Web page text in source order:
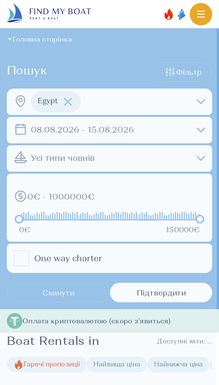
Головна сторінка
Пошук Фільтр
Egypt
08.08.2026 - 15.08.2026
Усі типи човнів
0€ - 1000000€
0€ 150000€
One way charter
Скинути Підтвердити
Boat Rentals in Доступні яхти:
Оплата криптовалютою (скоро з’явиться)
Гарячі пропозиції Найвища ціна Найнижча ціна